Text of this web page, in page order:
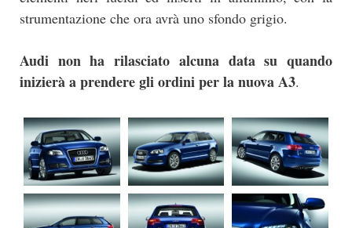
strumentazione che ora avrà uno sfondo grigio.
Audi non ha rilasciato alcuna data su quando
inizierà a prendere gli ordini per la nuova A3.